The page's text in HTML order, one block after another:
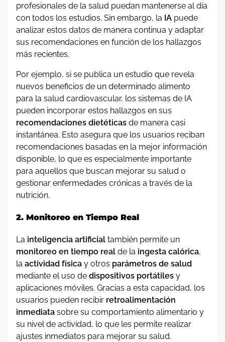
profesionales de la salud puedan mantenerse al día
con todos los estudios. Sin embargo, la IA puede
analizar estos datos de manera continua y adaptar
sus recomendaciones en función de los hallazgos
más recientes.
Por ejemplo, si se publica un estudio que revela
nuevos beneficios de un determinado alimento
para la salud cardiovascular, los sistemas de IA
pueden incorporar estos hallazgos en sus
recomendaciones dietéticas de manera casi
instantánea. Esto asegura que los usuarios reciban
recomendaciones basadas en la mejor información
disponible, lo que es especialmente importante
para aquellos que buscan mejorar su salud o
gestionar enfermedades crónicas a través de la
nutrición.
2. Monitoreo en Tiempo Real
La inteligencia artificial también permite un
monitoreo en tiempo real de la ingesta calórica,
la actividad física y otros parámetros de salud
mediante el uso de dispositivos portátiles y
aplicaciones móviles. Gracias a esta capacidad, los
usuarios pueden recibir retroalimentación
inmediata sobre su comportamiento alimentario y
su nivel de actividad, lo que les permite realizar
ajustes inmediatos para mejorar su salud.